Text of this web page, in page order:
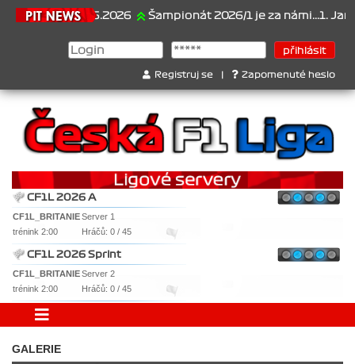
21.6.2026 Šampionát 2026/1 je za námi...1. Jan
Registruj se Zapomenuté heslo
CF1L 2026 A
CF1L_BRITANIEServer 1
trénink 2:00
Hráčů: 0 / 45
CF1L 2026 Sprint
CF1L_BRITANIEServer 2
trénink 2:00
Hráčů: 0 / 45
GALERIE